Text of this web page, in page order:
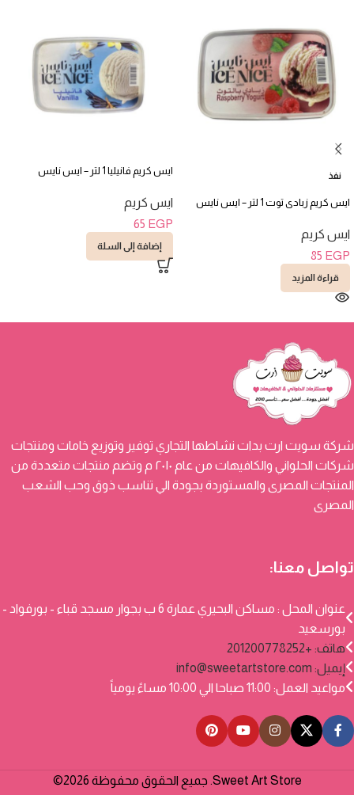
نفذ
ايس كريم زبادى توت 1 لتر – ايس نايس
ايس كريم
85 EGP
قراءة المزيد
ايس كريم فانيليا 1 لتر – ايس نايس
ايس كريم
65 EGP
إضافة إلى السلة
شركة سويت ارت بدات نشاطها التجاري توفير وتوزيع خامات ومنتجات
شركات الحلواني والكافيهات من عام ٢٠١٠ م وتضم منتجات متعددة من
المنتجات المصرى والمستوردة بجودة الي تناسب ذوق وحب الشعب
المصرى
تواصل معنا:
عنوان المحل : مساكن البحيري عمارة 6 ب بجوار مسجد قباء - بورفواد -
بورسعيد
هاتف: +201200778252
إيميل: info@sweetartstore.com
مواعيد العمل: 11:00 صباحا الي 10:00 مساءً يومياً
Sweet Art Store. جميع الحقوق محفوظة 2026©